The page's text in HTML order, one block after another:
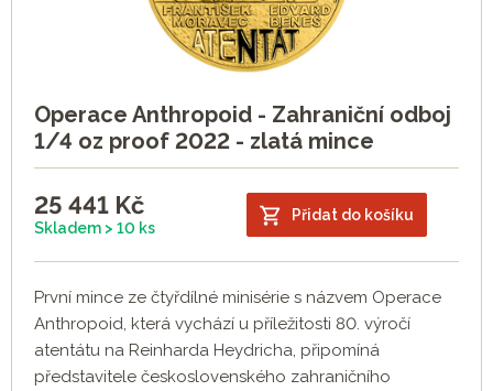
Operace Anthropoid - Zahraniční odboj
1/4 oz proof 2022 - zlatá mince
25 441 Kč
Skladem > 10 ks
Přidat do košíku
První mince ze čtyřdílné minisérie s názvem Operace
Anthropoid, která vychází u příležitosti 80. výročí
atentátu na Reinharda Heydricha, připomíná
představitele československého zahraničního